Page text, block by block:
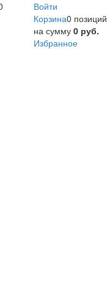
Войти
Корзина0 позиций
на сумму 0 руб.
Избранное